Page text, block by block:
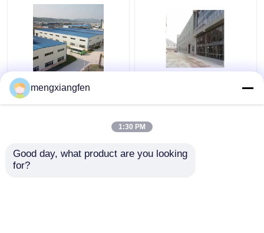
Q235 GB-
Bouwconstructie
Kadersbundel voor
Grote Staalstructuur
mengxiangfen
1:30 PM
Good day, what product are you looking
for?